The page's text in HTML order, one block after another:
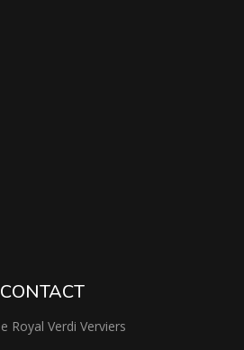
CONTACT
Royal Verdi Verviers